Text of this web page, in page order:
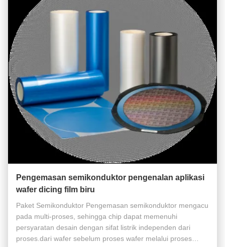
Pengemasan semikonduktor pengenalan aplikasi
wafer dicing film biru
Paket Semikonduktor Pengemasan semikonduktor mengacu
pada multi-proses, sehingga chip dapat memenuhi
persyaratan desain dengan sifat listrik independen dari
proses.dari wafer sebelum proses wafer melalui proses